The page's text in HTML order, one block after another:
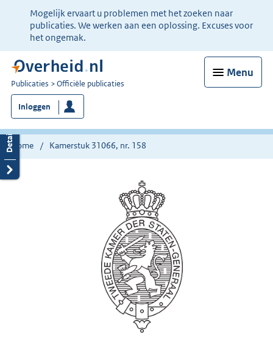
Ter
informatie:
Mogelijk ervaart u problemen met het zoeken naar
publicaties. We werken aan een oplossing. Excuses voor
het ongemak.
Menu
U
bent
nu
hier:
Publicaties Officiële publicaties
Inloggen
Home Kamerstuk 31066, nr. 158